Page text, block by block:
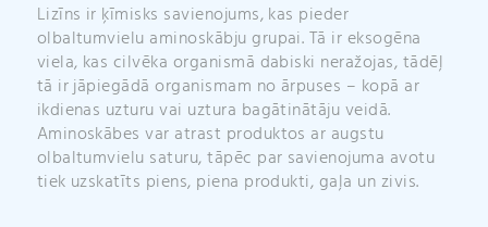
Lizīns ir ķīmisks savienojums, kas pieder
olbaltumvielu aminoskābju grupai. Tā ir eksogēna
viela, kas cilvēka organismā dabiski neražojas, tādēļ
tā ir jāpiegādā organismam no ārpuses – kopā ar
ikdienas uzturu vai uztura bagātinātāju veidā.
Aminoskābes var atrast produktos ar augstu
olbaltumvielu saturu, tāpēc par savienojuma avotu
tiek uzskatīts piens, piena produkti, gaļa un zivis.